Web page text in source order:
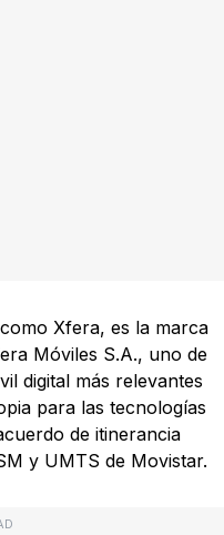
Xfera, es la marca
Móviles S.A., uno de
digital más relevantes
para las tecnologías
de itinerancia
y UMTS de Movistar.